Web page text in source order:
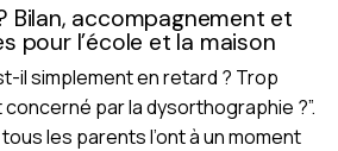
Bilan, accompagnement et
pour l’école et la maison
il simplement en retard ? Trop
par la dysorthographie ?”.
les parents l’ont à un moment